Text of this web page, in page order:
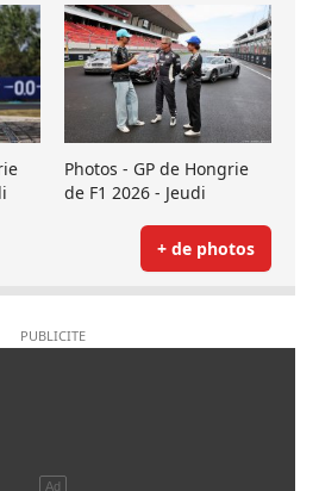
Photos - GP de Hongrie
de F1 2026 - Jeudi
+ de photos